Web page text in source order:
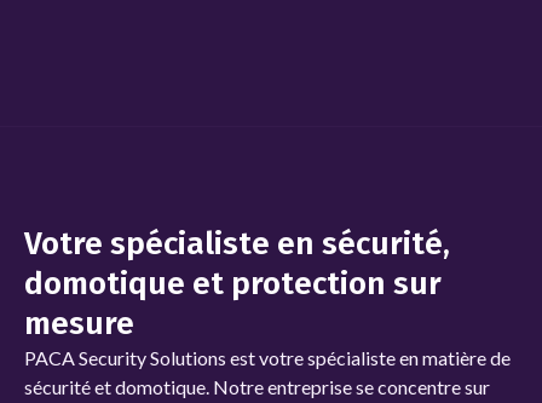
Votre spécialiste en sécurité,
domotique et protection sur
mesure
PACA Security Solutions est votre spécialiste en matière de
sécurité et domotique. Notre entreprise se concentre sur